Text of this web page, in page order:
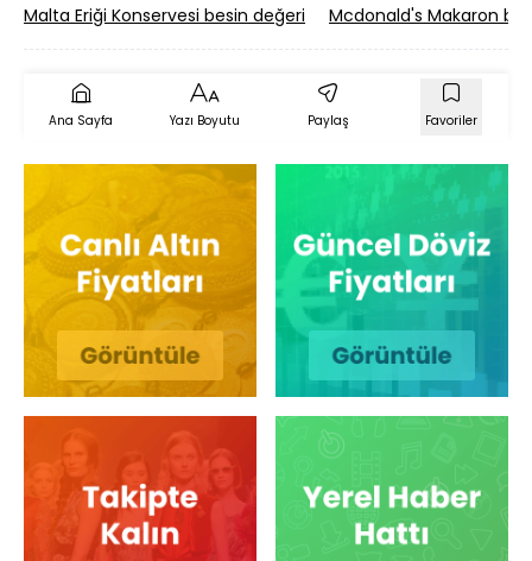
Malta Eriği Konservesi besin değeri Mcdonald's Makaron
Ana Sayfa Yazı Boyutu Paylaş Favoriler